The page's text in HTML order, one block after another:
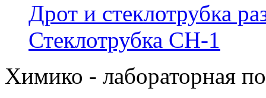
Дрот и стеклотрубка
Стеклотрубка СН-1
Химико - лабораторная